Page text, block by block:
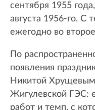
сентября 1955
августа 1956-го. С
ежегодно во
По
появления
Никитой
Жигулевской ГЭС:
работ и темп, с